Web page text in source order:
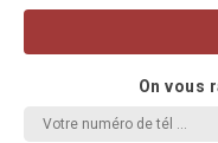
On vous